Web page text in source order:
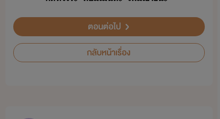
ตอนต่อไป
กลับหน้าเรื่อง